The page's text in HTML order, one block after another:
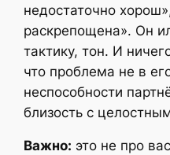
недостаточно
раскрепощена». Он
тактику, тон. И
что проблема не в
неспособности
близость с
Важно: это не про